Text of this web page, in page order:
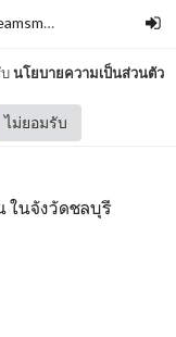
นโยบายความเป็นส่วนตัว
ไม่ยอมรับ
ในจังวัดชลบุรี